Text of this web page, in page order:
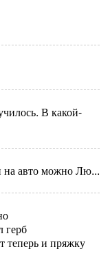
В какой-
на авто можно Лю...
герб
теперь и пряжку